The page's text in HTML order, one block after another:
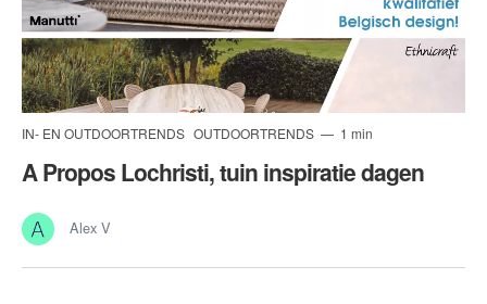
IN- EN OUTDOORTRENDS OUTDOORTRENDS 1 min
A Propos Lochristi, tuin inspiratie dagen
Alex V